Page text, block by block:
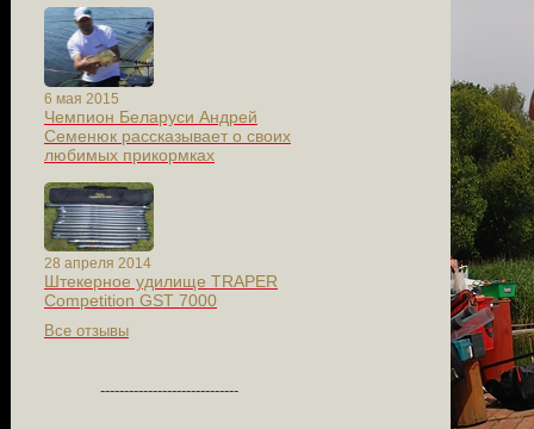
6 мая 2015
Чемпион Беларуси Андрей
Семенюк рассказывает о своих
любимых прикормках
28 апреля 2014
Штекерное удилище TRAPER
Competition GST 7000
Все отзывы
-----------------------------